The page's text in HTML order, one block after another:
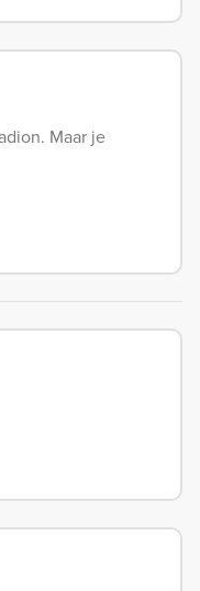
Maar je